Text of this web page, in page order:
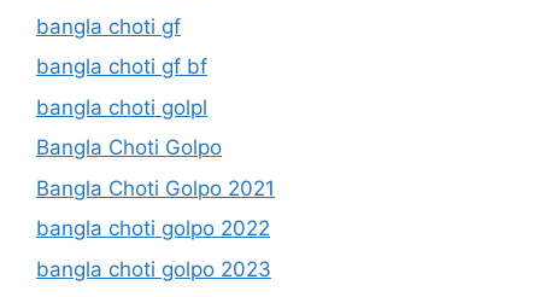
bangla choti gf
bangla choti gf bf
bangla choti golpl
Bangla Choti Golpo
Bangla Choti Golpo 2021
bangla choti golpo 2022
bangla choti golpo 2023